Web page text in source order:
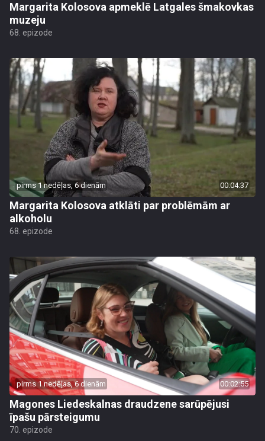
Margarita Kolosova apmeklē Latgales šmakovkas
muzeju
68. epizode
pirms 1 nedēļas, 6 dienām 00:04:37
Margarita Kolosova atklāti par problēmām ar
alkoholu
68. epizode
pirms 1 nedēļas, 6 dienām 00:02:55
Magones Liedeskalnas draudzene sarūpējusi
īpašu pārsteigumu
70. epizode